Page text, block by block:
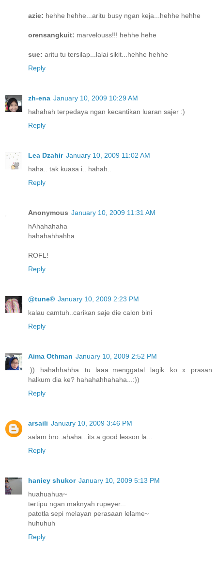
azie: hehhe hehhe...aritu busy ngan keja...hehhe hehhe
orensangkuit: marvelouss!!! hehhe hehe
sue: aritu tu tersilap...lalai sikit...hehhe hehhe
Reply
zh-ena January 10, 2009 10:29 AM
hahahah terpedaya ngan kecantikan luaran sajer :)
Reply
Lea Dzahir January 10, 2009 11:02 AM
haha.. tak kuasa i.. hahah..
Reply
Anonymous January 10, 2009 11:31 AM
hAhahahaha
hahahahhahha
ROFL!
Reply
@tune® January 10, 2009 2:23 PM
kalau camtuh..carikan saje die calon bini
Reply
Aima Othman January 10, 2009 2:52 PM
:)) hahahhahha...tu laaa..menggatal lagik...ko x prasan
halkum dia ke? hahahahhahaha...:))
Reply
arsaili January 10, 2009 3:46 PM
salam bro..ahaha...its a good lesson la...
Reply
haniey shukor January 10, 2009 5:13 PM
huahuahua~
tertipu ngan maknyah rupeyer...
patotla sepi melayan perasaan lelame~
huhuhuh
Reply